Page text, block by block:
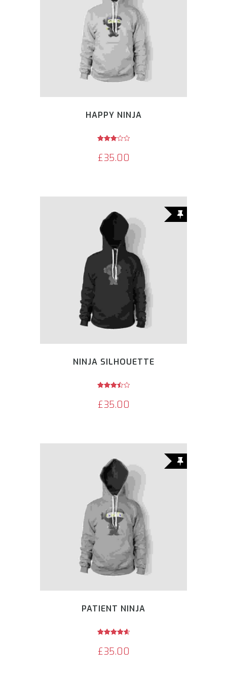
HAPPY NINJA
£35.00
3.00
de 5
NINJA SILHOUETTE
£35.00
3.50
de 5
PATIENT NINJA
£35.00
4.67
de 5